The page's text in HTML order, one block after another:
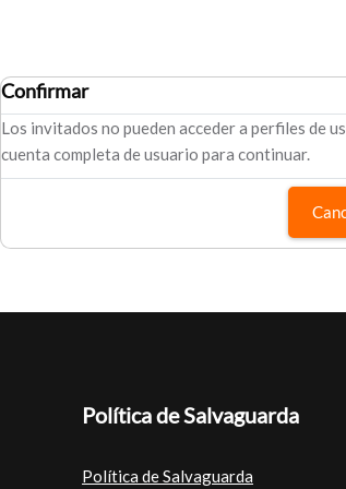
Confirmar
Los invitados no pueden acceder a perfiles de
cuenta completa de usuario para continuar.
Política de Salvaguarda
Política de Salvaguarda